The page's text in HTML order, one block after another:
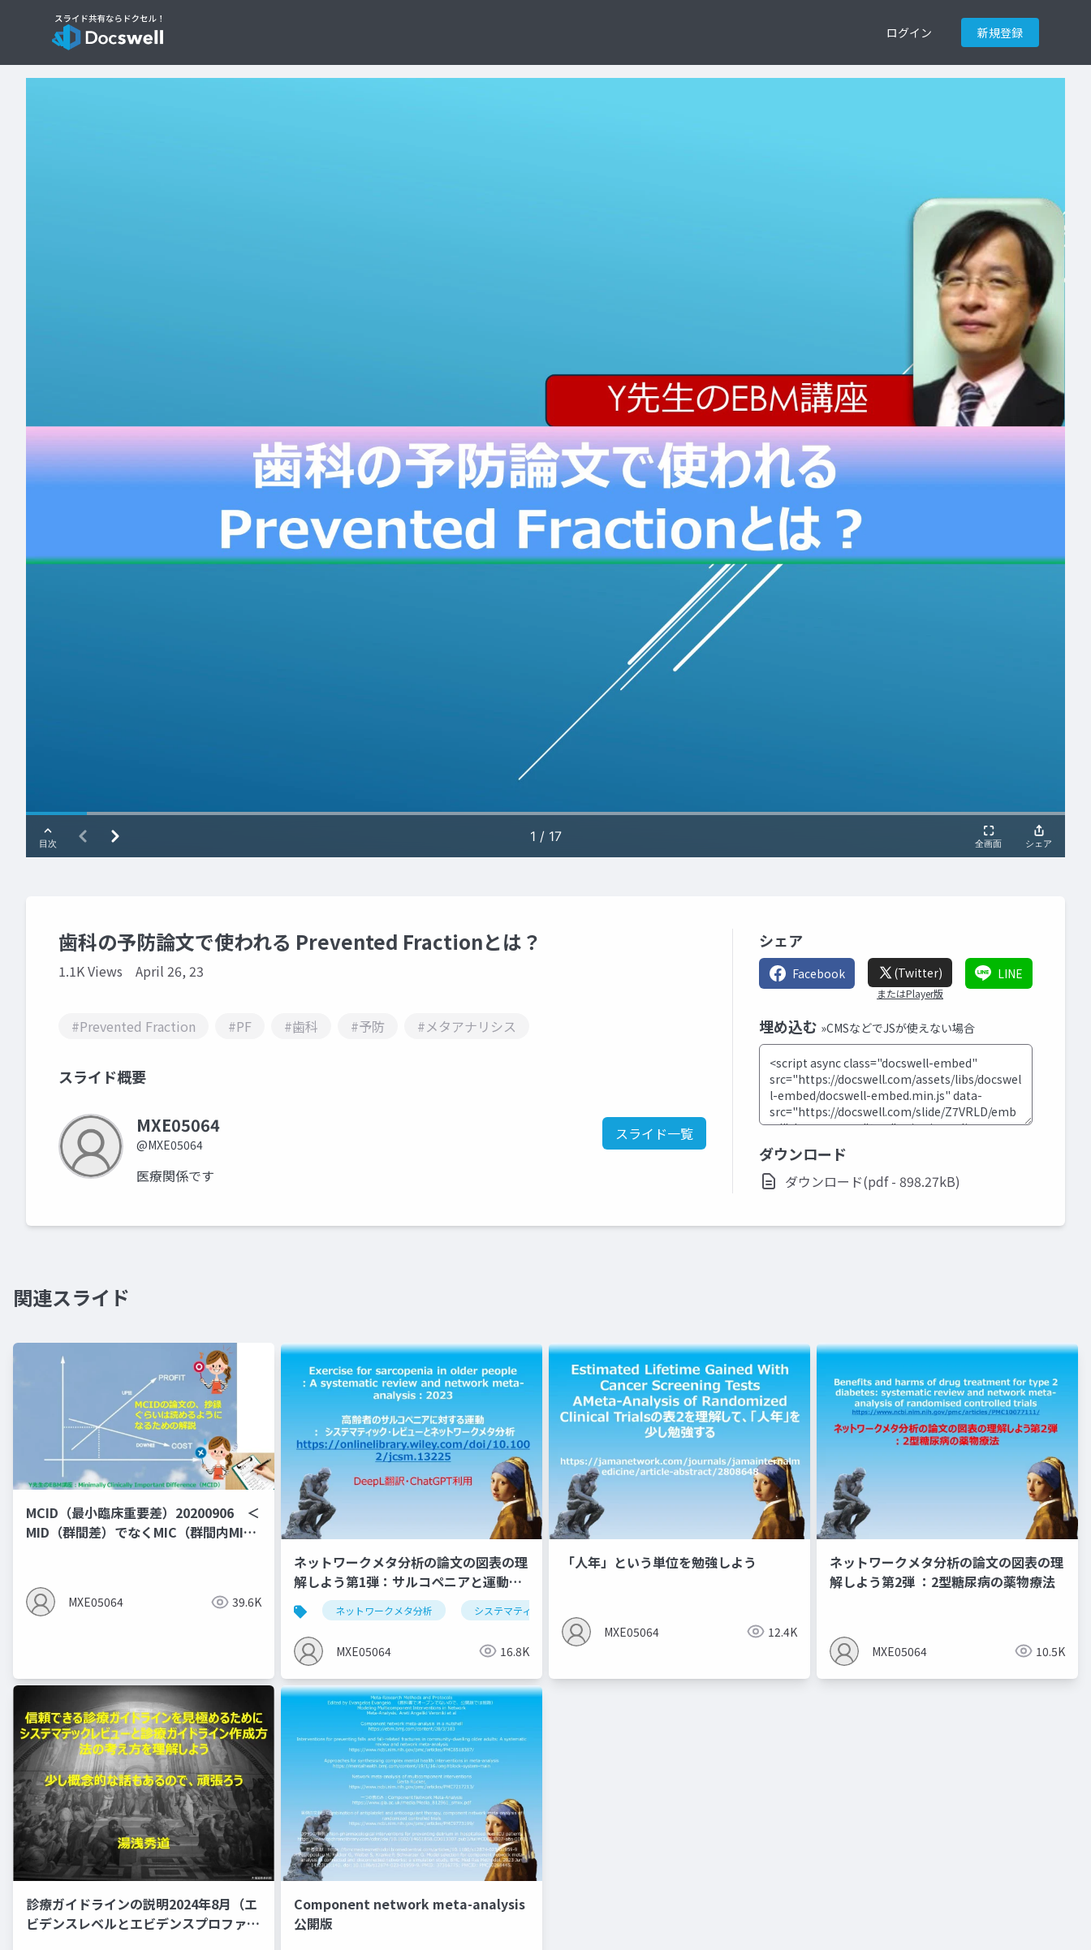
ログイン 新規登録
歯科の予防論文で使われる Prevented Fractionとは？
1.1K Views April 26, 23
#Prevented Fraction #PF #歯科 #予防 #メタアナリシス
スライド概要
MXE05064
@MXE05064
スライド一覧
医療関係です
シェア
Facebook (Twitter)
またはPlayer版
LINE
埋め込む »CMSなどでJSが使えない場合
ダウンロード
ダウンロード(pdf - 898.27kB)
関連スライド
MCID（最小臨床重要差）20200906 ＜
MID（群間差）でなくMIC（群間内MID)
MXE05064 39.6K
ネットワークメタ分析の論文の図表の理
解しよう第1弾：サルコペニアと運動の
NMA
ネットワークメタ分析 システマティックレビュー
MXE05064 16.8K
「人年」という単位を勉強しよう
MXE05064 12.4K
ネットワークメタ分析の論文の図表の理
解しよう第2弾 ：2型糖尿病の薬物療法
MXE05064 10.5K
診療ガイドラインの説明2024年8月（エ
ビデンスレベルとエビデンスプロファイ
Component network meta-analysis
公開版